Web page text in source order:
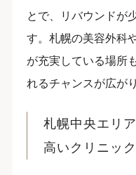
とで、リバウンドが
す。札幌の美容外科
が充実している場所
れるチャンスが広が
札幌中央エリ
高いクリニック